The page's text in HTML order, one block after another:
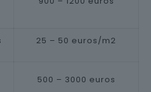
25 – 50 euros/m2
500 – 3000 euros